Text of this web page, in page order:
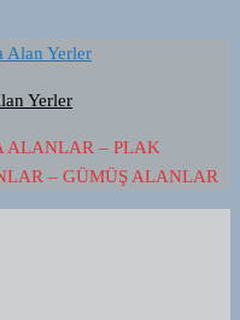
Yerler
ALANLAR – PLAK
– GÜMÜŞ ALANLAR